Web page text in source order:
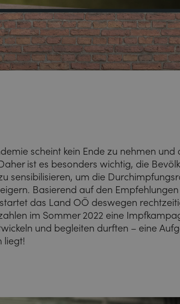
scheint kein Ende zu nehmen und
ist es besonders wichtig, die
sensibilisieren, um die
Basierend auf den
das Land OÖ deswegen
im Sommer 2022 eine
und begleiten durften – eine
liegt!